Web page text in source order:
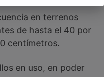
en terrenos
de hasta el 40 por
centímetros.
en uso, en poder